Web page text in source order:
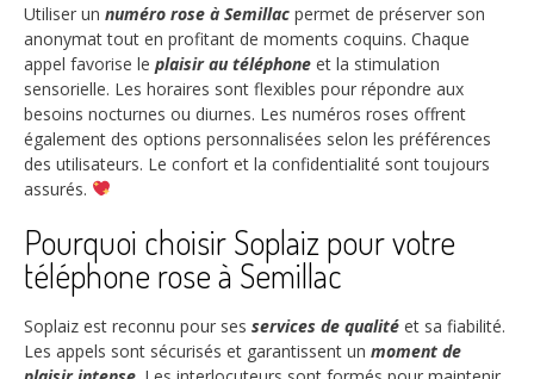
Utiliser un numéro rose à Semillac permet de préserver son
anonymat tout en profitant de moments coquins. Chaque
appel favorise le plaisir au téléphone et la stimulation
sensorielle. Les horaires sont flexibles pour répondre aux
besoins nocturnes ou diurnes. Les numéros roses offrent
également des options personnalisées selon les préférences
des utilisateurs. Le confort et la confidentialité sont toujours
assurés.
Pourquoi choisir Soplaiz pour votre
téléphone rose à Semillac
Soplaiz est reconnu pour ses services de qualité et sa fiabilité.
Les appels sont sécurisés et garantissent un moment de